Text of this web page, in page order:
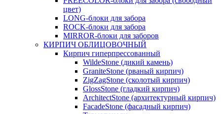
цвет)
LONG-блоки для забора
ROCK-блоки для забора
MIRROR-блоки для заборов
КИРПИЧ ОБЛИЦОВОЧНЫЙ
Кирпич гиперпрессованный
WildeStone (дикий камень)
GraniteStone (рваный кирпич)
ZigZagStone (сколотый кирпич)
GlossStone (гладкий кирпич)
ArchitectStone (архитектурный кирпич)
FacadeStone (фасадный кирпич)